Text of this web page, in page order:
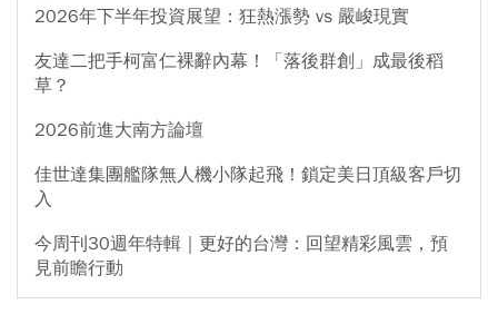
2026年下半年投資展望：狂熱漲勢 vs 嚴峻現實
友達二把手柯富仁裸辭內幕！「落後群創」成最後稻
草？
2026前進大南方論壇
佳世達集團艦隊無人機小隊起飛！鎖定美日頂級客戶切
入
今周刊30週年特輯｜更好的台灣：回望精彩風雲，預
見前瞻行動